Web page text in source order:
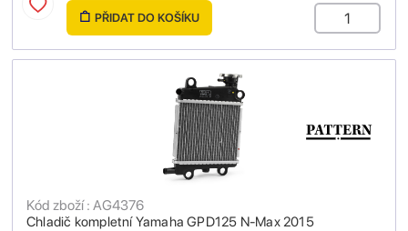
PŘIDAT DO KOŠÍKU
Chladič kompletní Yamaha GPD125 N-Max 2015
Kód zboží : AG4376